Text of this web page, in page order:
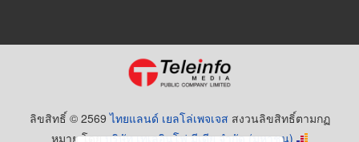
ลิขสิทธิ์ © 2569ไทยแลนด์ เยลโล่เพจเจส สงวนลิขสิทธิ์ตามกฏ
หมาย โดยบริษัท เทเลอินโฟ มีเดีย จำกัด (มหาชน)